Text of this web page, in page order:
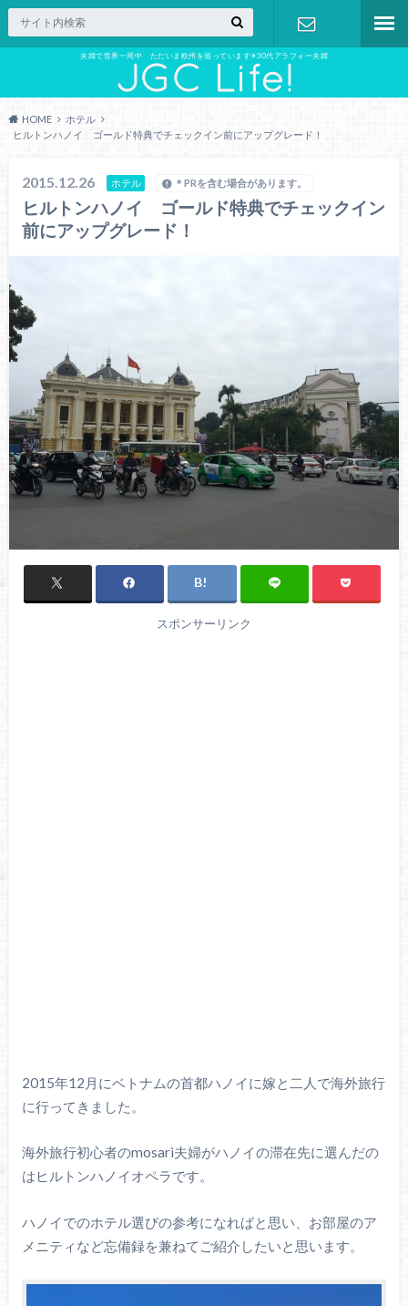
夫婦で世界一周中 ただいま欧州を巡っています✈︎30代アラフォー夫婦
お問い合わ
HOME
ホテル
ヒルトンハノイ ゴールド特典でチェックイン前にアップグレード！
2015.12.26 ホテル ＊PRを含む場合があります。
ヒルトンハノイ ゴールド特典でチェックイン
前にアップグレード！
スポンサーリンク
2015年12月にベトナムの首都ハノイに嫁と二人で海外旅行
に行ってきました。
海外旅行初心者のmosari夫婦がハノイの滞在先に選んだの
はヒルトンハノイオペラです。
ハノイでのホテル選びの参考になればと思い、お部屋のア
メニティなど忘備録を兼ねてご紹介したいと思います。